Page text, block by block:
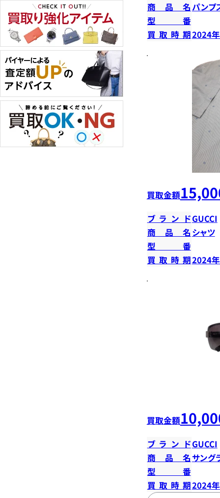
商品名 パンプ
型番
買取時期2024
買取金額
ブランドGUCCI
商品名 シャツ
型番
買取時期2024
買取金額
ブランドGUCCI
商品名 サング
型番
買取時期2024